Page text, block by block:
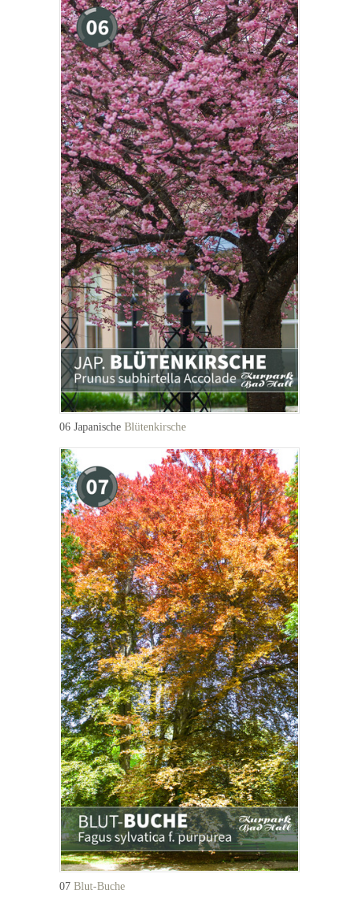
06 Japanische Blütenkirsche
07 Blut-Buche